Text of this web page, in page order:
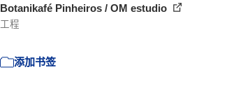
Botanikafé Pinheiros / OM estudio
工程
添加书签